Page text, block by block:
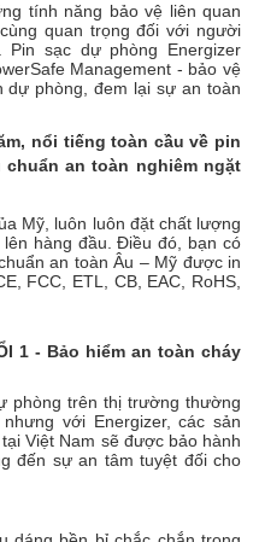
tính năng bảo vệ liên quan
quan trọng đối với người
sạc dự phòng Energizer
Management - bảo vệ
dự phòng, đem lại sự an toàn
nổi tiếng toàn cầu về pin
an toàn nghiêm ngặt
Mỹ, luôn luôn đặt chất lượng
hàng đầu. Điều đó, bạn có
an toàn Âu – Mỹ được in
FCC, ETL, CB, EAC, RoHS,
1 - Bảo hiểm an toàn cháy
phòng trên thị trường thường
với Energizer, các sản
Việt Nam sẽ được bảo hành
đến sự an tâm tuyệt đối cho